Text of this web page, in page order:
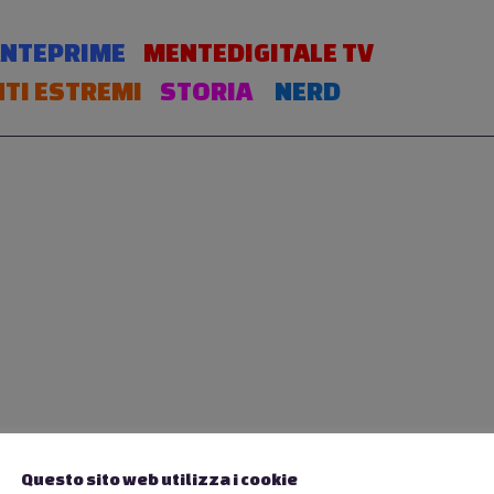
MENTEDIGITALE TV
ESTREMI
STORIA NERD
Questo sito web utilizza i cookie